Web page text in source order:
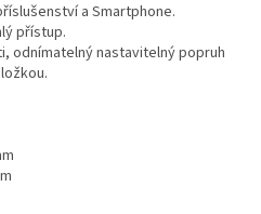
a Smartphone.
přístup.
odnímatelný nastavitelný popruh